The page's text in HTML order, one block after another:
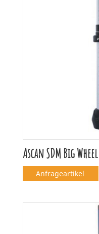
Ascan SDM Big Wheel
Anfrageartikel